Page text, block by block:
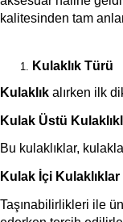
kalitesinden tam
Kulaklık Türü
Kulaklık alırken ilk
Kulak Üstü
Bu kulaklıklar,
Kulak İçi Kulaklıklar
Taşınabilirlikleri ile